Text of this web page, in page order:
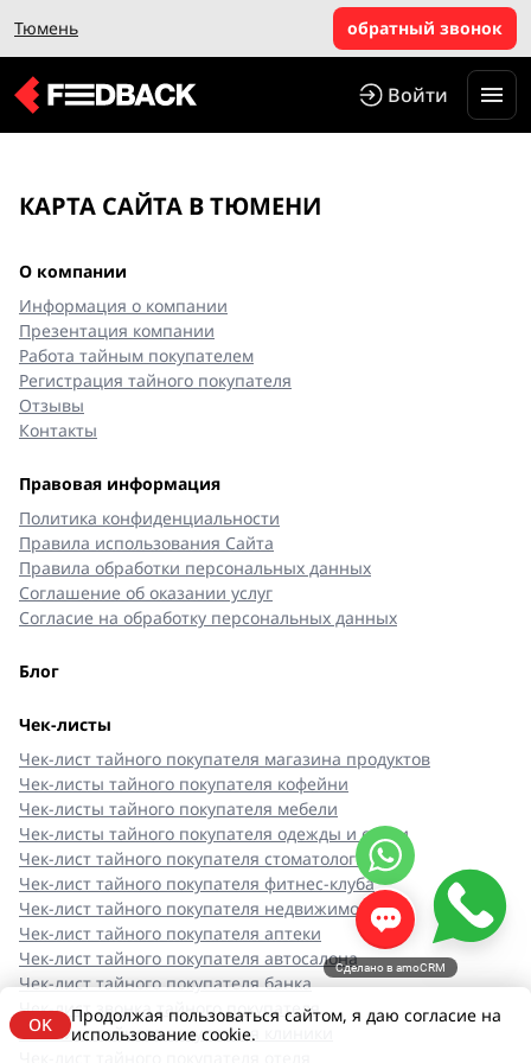
Тюмень обратный звонок
Войти
КАРТА САЙТА В ТЮМЕНИ
О компании
Информация о компании
Презентация компании
Работа тайным покупателем
Регистрация тайного покупателя
Отзывы
Контакты
Правовая информация
Политика конфиденциальности
Правила использования Сайта
Правила обработки персональных данных
Соглашение об оказании услуг
Согласие на обработку персональных данных
Блог
Чек-листы
Чек-лист тайного покупателя магазина продуктов
Чек-листы тайного покупателя кофейни
Чек-листы тайного покупателя мебели
Чек-листы тайного покупателя одежды и обуви
Чек-лист тайного покупателя стоматологии
Чек-лист тайного покупателя фитнес-клуба
Чек-лист тайного покупателя недвижимости
Чек-лист тайного покупателя аптеки
Чек-лист тайного покупателя автосалона
Чек-лист тайного покупателя банка
Чек-лист звонка тайного покупателя
Чек-лист тайного покупателя клиники
OK
Продолжая пользоваться сайтом, я даю согласие на
использование cookie.
Сделано в amoCRM